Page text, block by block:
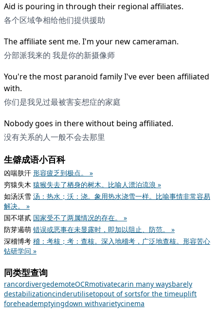
Aid is pouring in through their regional affiliates.
各个区域争相给他们提供援助
The affiliate sent me. I'm your new cameraman.
分部派我来的 我是你的新摄像师
You're the most paranoid family I've ever been affiliated
with.
你们是我见过最被害妄想症的家庭
Nobody goes in there without being affiliated.
没有关系的人一般不会去那里
生僻成语小百科
凶喘肤汗 形容疲乏到极点。 »
穷猿失木 猿猴失去了栖身的树木。比喻人漂泊流浪 »
如汤沃雪 汤：热水；沃：浇。象用热水浇雪一样。比喻事情非常容易
解决。 »
国不堪贰 国家受不了两属情况的存在。 »
防芽遏萌 错误或恶事在未显露时，即加以阻止、防范。 »
深稽博考 稽：考核；考：查核。深入地稽考，广泛地查核。形容苦心
钻研学问 »
同类型查询
rancordivergedemoteOCRmotivatecarin many waysbarely
destabilizationcinderutilisetopout of sortsfor the timeuplift
foreheademptyingdown withvarietycinema